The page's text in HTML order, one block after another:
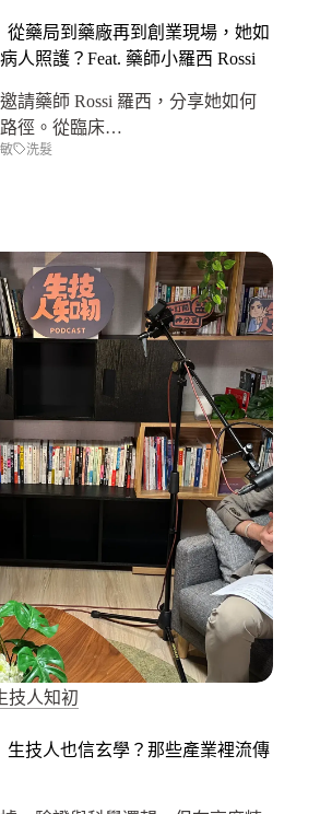
從藥局到藥廠再到創業現場，她如
人照護？Feat. 藥師小羅西 Rossi
請藥師 Rossi 羅西，分享她如何
徑。從臨床…
洗髮
技人知初
生技人也信玄學？那些產業裡流傳